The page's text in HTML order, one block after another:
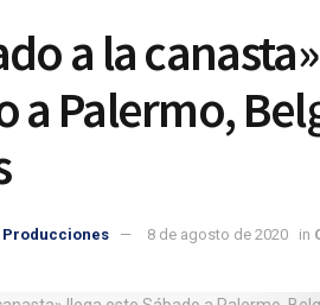
a la
a Palermo,
Producciones 8 de agosto de 2020 in